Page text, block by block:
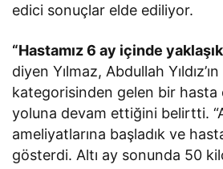
edici sonuçlar elde ediliyor.
“Hastamız 6 ay içinde
diyen Yılmaz, Abdullah
kategorisinden gelen bir hasta
yoluna devam ettiğini belirtti.
ameliyatlarına başladık ve
gösterdi. Altı ay sonunda 50